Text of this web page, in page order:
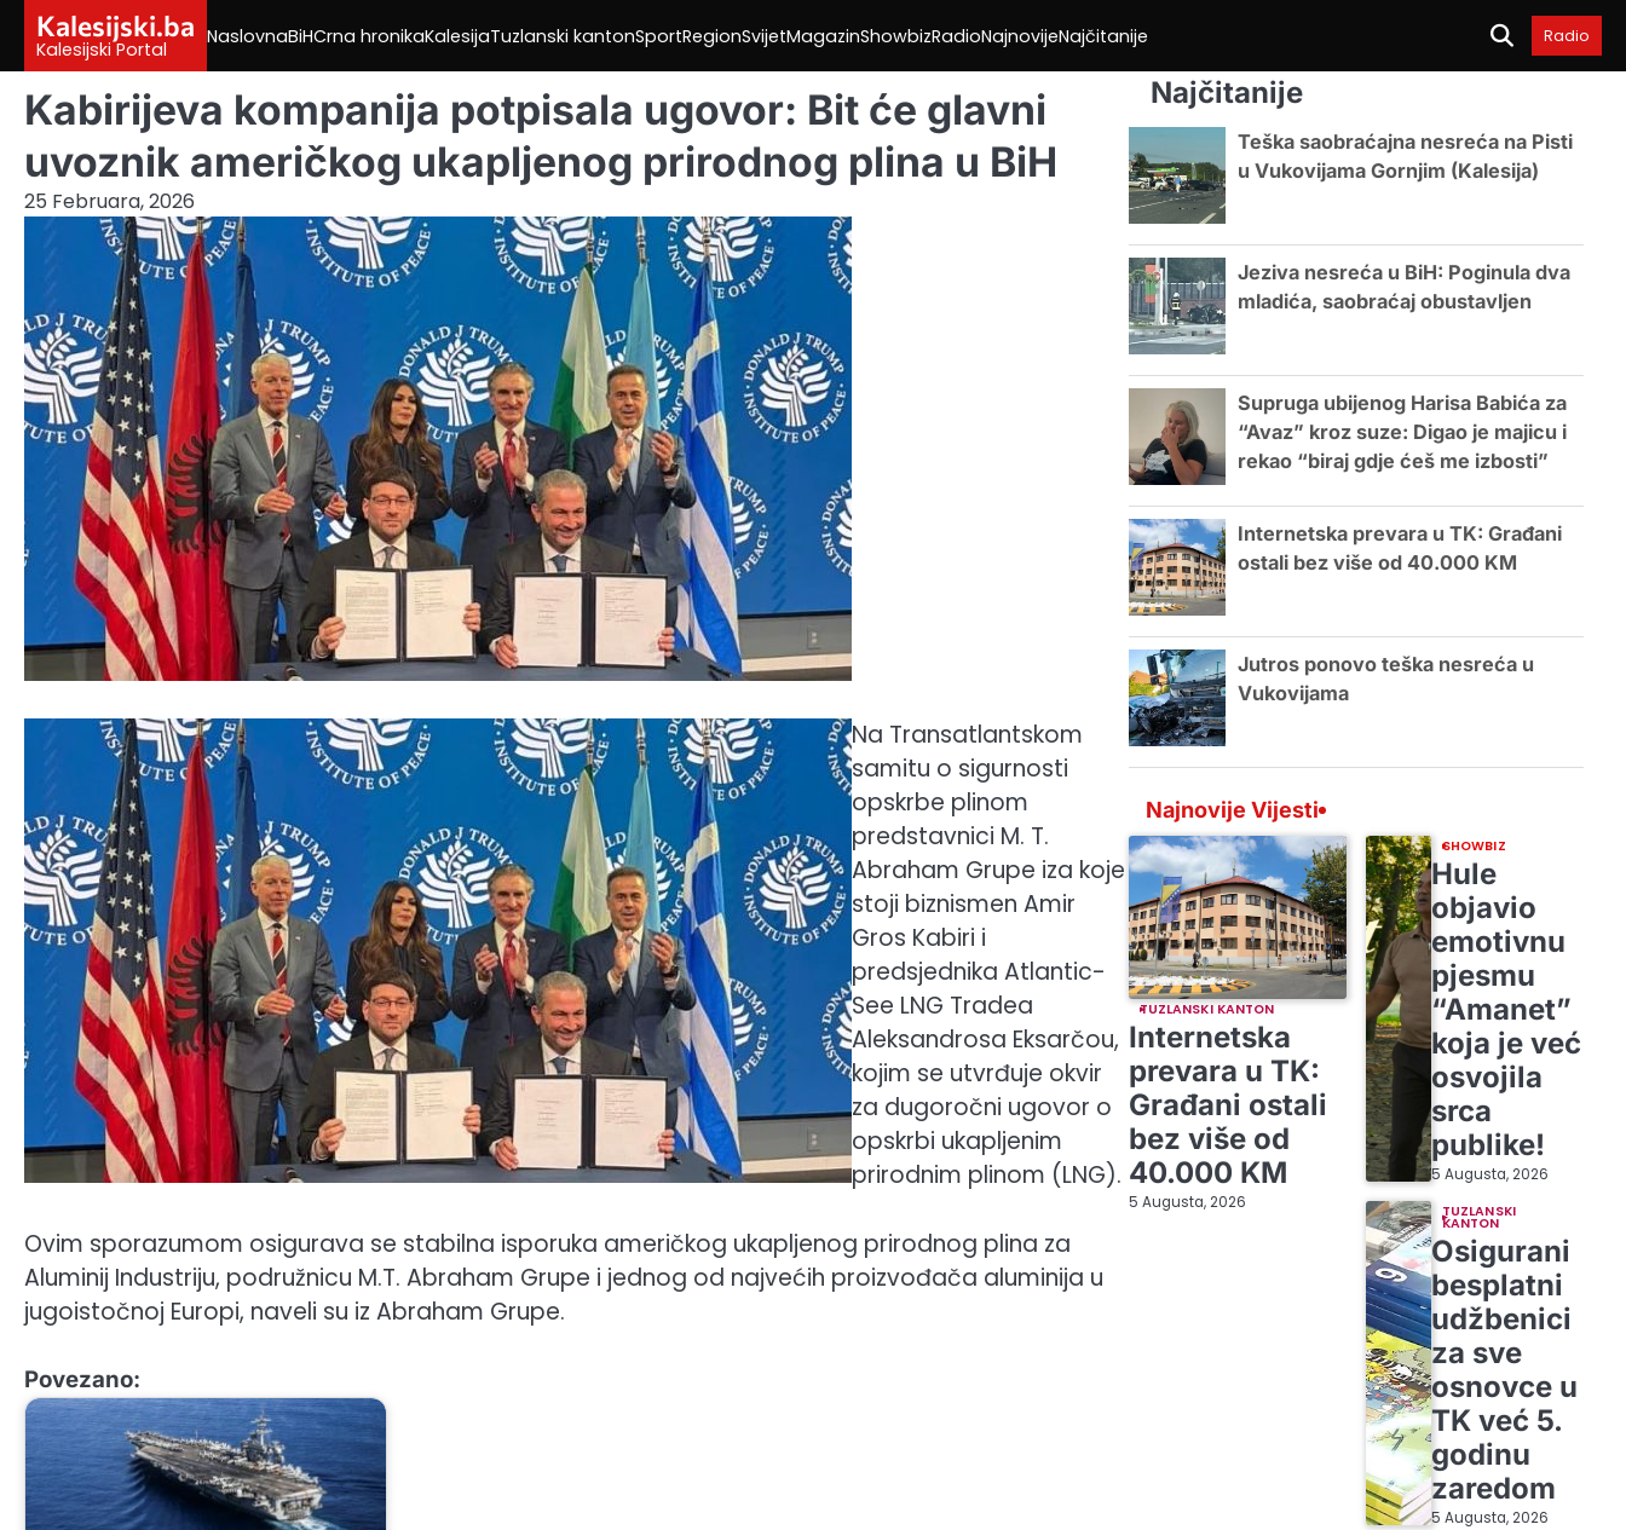
content
Kalesijski.ba
Kalesijski Portal
NaslovnaBiHCrna hronikaKalesijaTuzlanski kantonSportRegionSvijetMagazinShowbizRadioNajnovijeNajčitanije Radio
Kabirijeva kompanija potpisala ugovor: Bit će glavni
uvoznik američkog ukapljenog prirodnog plina u BiH
25 Februara, 2026
Na Transatlantskom
samitu o sigurnosti
opskrbe plinom
predstavnici M. T.
Abraham Grupe iza koje
stoji biznismen Amir
Gros Kabiri i
predsjednika Atlantic-
See LNG Tradea
Aleksandrosa Eksarčou,
kojim se utvrđuje okvir
za dugoročni ugovor o
opskrbi ukapljenim
prirodnim plinom (LNG).
Ovim sporazumom osigurava se stabilna isporuka američkog ukapljenog prirodnog plina za
Aluminij Industriju, podružnicu M.T. Abraham Grupe i jednog od najvećih proizvođača aluminija u
jugoistočnoj Europi, naveli su iz Abraham Grupe.
Povezano:
Najčitanije
Teška saobraćajna nesreća na Pisti
u Vukovijama Gornjim (Kalesija)
Jeziva nesreća u BiH: Poginula dva
mladića, saobraćaj obustavljen
Supruga ubijenog Harisa Babića za
“Avaz” kroz suze: Digao je majicu i
rekao “biraj gdje ćeš me izbosti”
Internetska prevara u TK: Građani
ostali bez više od 40.000 KM
Jutros ponovo teška nesreća u
Vukovijama
Najnovije Vijesti
TUZLANSKI KANTON
Internetska
prevara u TK:
Građani ostali
bez više od
40.000 KM
5 Augusta, 2026
SHOWBIZ
Hule
objavio
emotivnu
pjesmu
“Amanet”
koja je već
osvojila
srca
publike!
5 Augusta, 2026
TUZLANSKI
KANTON
Osigurani
besplatni
udžbenici
za sve
osnovce u
TK već 5.
godinu
zaredom
5 Augusta, 2026